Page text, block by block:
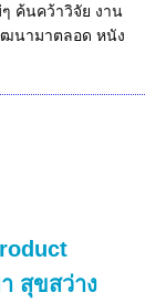
ค้นคว้าวิจัย งาน
ฒนามาตลอด หนัง
สุขสว่าง